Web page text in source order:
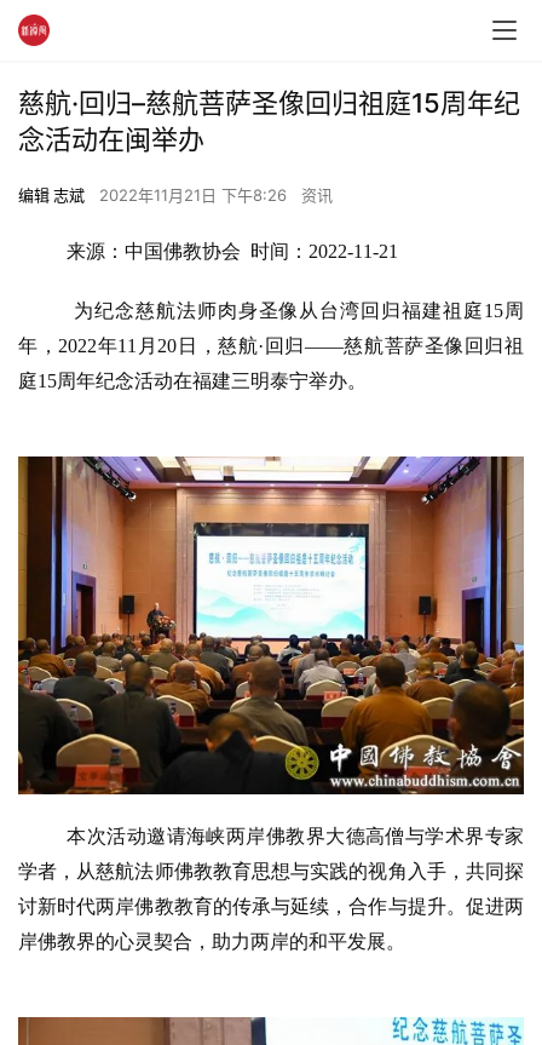
慈航·回归–慈航菩萨圣像回归祖庭15周年纪
念活动在闽举办
编辑 志斌 2022年11月21日 下午8:26 资讯
来源：中国佛教协会  时间：2022-11-21
为纪念慈航法师肉身圣像从台湾回归福建祖庭15周
年，2022年11月20日，慈航·回归——慈航菩萨圣像回归祖
庭15周年纪念活动在福建三明泰宁举办。
本次活动邀请海峡两岸佛教界大德高僧与学术界专家
学者，从慈航法师佛教教育思想与实践的视角入手，共同探
讨新时代两岸佛教教育的传承与延续，合作与提升。促进两
岸佛教界的心灵契合，助力两岸的和平发展。